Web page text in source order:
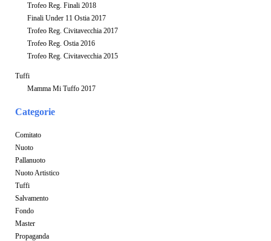
Trofeo Reg. Finali 2018
Finali Under 11 Ostia 2017
Trofeo Reg. Civitavecchia 2017
Trofeo Reg. Ostia 2016
Trofeo Reg. Civitavecchia 2015
Tuffi
Mamma Mi Tuffo 2017
Categorie
Comitato
Nuoto
Pallanuoto
Nuoto Artistico
Tuffi
Salvamento
Fondo
Master
Propaganda